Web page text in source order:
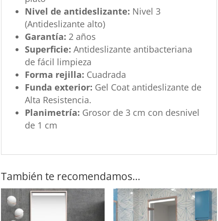
Nivel de antideslizante: Nivel 3
(Antideslizante alto)
Garantía: 2 años
Superficie: Antideslizante antibacteriana
de fácil limpieza
Forma rejilla: Cuadrada
Funda exterior: Gel Coat antideslizante de
Alta Resistencia.
Planimetría: Grosor de 3 cm con desnivel
de 1 cm
También te recomendamos…